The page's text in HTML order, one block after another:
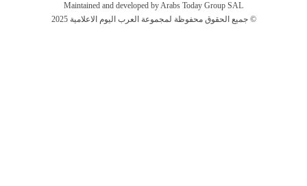
Maintained and developed by Arabs Today Group SAL
جميع الحقوق محفوظة لمجموعة العرب اليوم الاعلامية 2025 ©